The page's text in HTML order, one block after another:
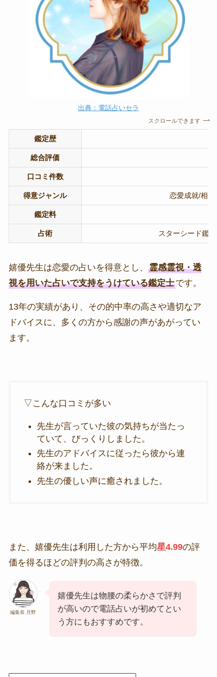
出典：電話占いセラ
スクロールできます
鑑定歴
総合評価
口コミ件数
得意ジャンル 恋愛成就/相
鑑定料
占術 スターシード鑑
嬉優先生は恋愛の占いを得意とし、 霊感霊視・透
視を用いた占いで支持をうけている鑑定士です。
13年の実績があり、その的中率の高さや適切なア
ドバイスに、多くの方から感謝の声があがってい
ます。
▽こんな口コミが多い
先生が言っていた彼の気持ちが当たっ
ていて、びっくりしました。
先生のアドバイスに従ったら彼から連
絡が来ました。
先生の優しい声に癒されました。
また、嬉優先生は利用した方から平均星4.99の評
価を得るほどの評判の高さが特徴。
編集長 月野
嬉優先生は物腰の柔らかさで評判
が高いので電話占いが初めてとい
う方にもおすすめです。